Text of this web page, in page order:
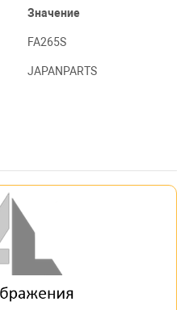
Значение
FA265S
JAPANPARTS